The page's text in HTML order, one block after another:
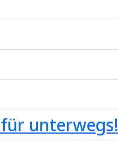
unterwegs!